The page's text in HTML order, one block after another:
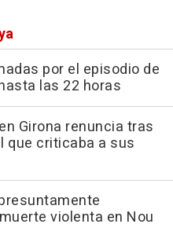
por el episodio de
las 22 horas
Girona renuncia tras
que criticaba a sus
violenta en Nou